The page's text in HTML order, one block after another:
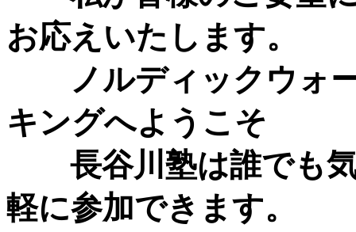
お応えいたします。
ノルディックウォ
キングへようこそ
長谷川塾は誰でも
軽に参加できます。